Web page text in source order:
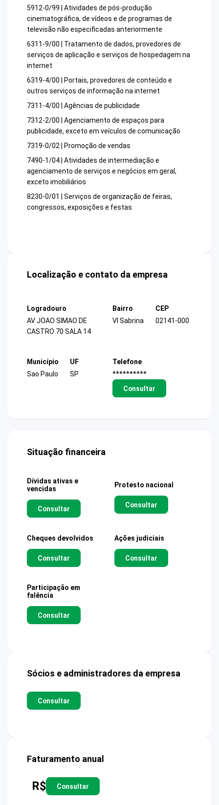
5912-0/99 | Atividades de pós-produção
cinematográfica, de vídeos e de programas de
televisão não especificadas anteriormente
6311-9/00 | Tratamento de dados, provedores de
serviços de aplicação e serviços de hospedagem na
internet
6319-4/00 | Portais, provedores de conteúdo e
outros serviços de informação na internet
7311-4/00 | Agências de publicidade
7312-2/00 | Agenciamento de espaços para
publicidade, exceto em veículos de comunicação
7319-0/02 | Promoção de vendas
7490-1/04 | Atividades de intermediação e
agenciamento de serviços e negócios em geral,
exceto imobiliários
8230-0/01 | Serviços de organização de feiras,
congressos, exposições e festas
Localização e contato da empresa
Logradouro
AV JOAO SIMAO DE
CASTRO 70 SALA 14
Bairro
Vl Sabrina
CEP
02141-000
Município
Sao Paulo
UF
SP
Telefone
**********
Consultar
Situação financeira
Dívidas ativas e
vencidas
Consultar
Protesto nacional
Consultar
Cheques devolvidos
Consultar
Ações judiciais
Consultar
Participação em
falência
Consultar
Sócios e administradores da empresa
Consultar
Faturamento anual
R$ Consultar